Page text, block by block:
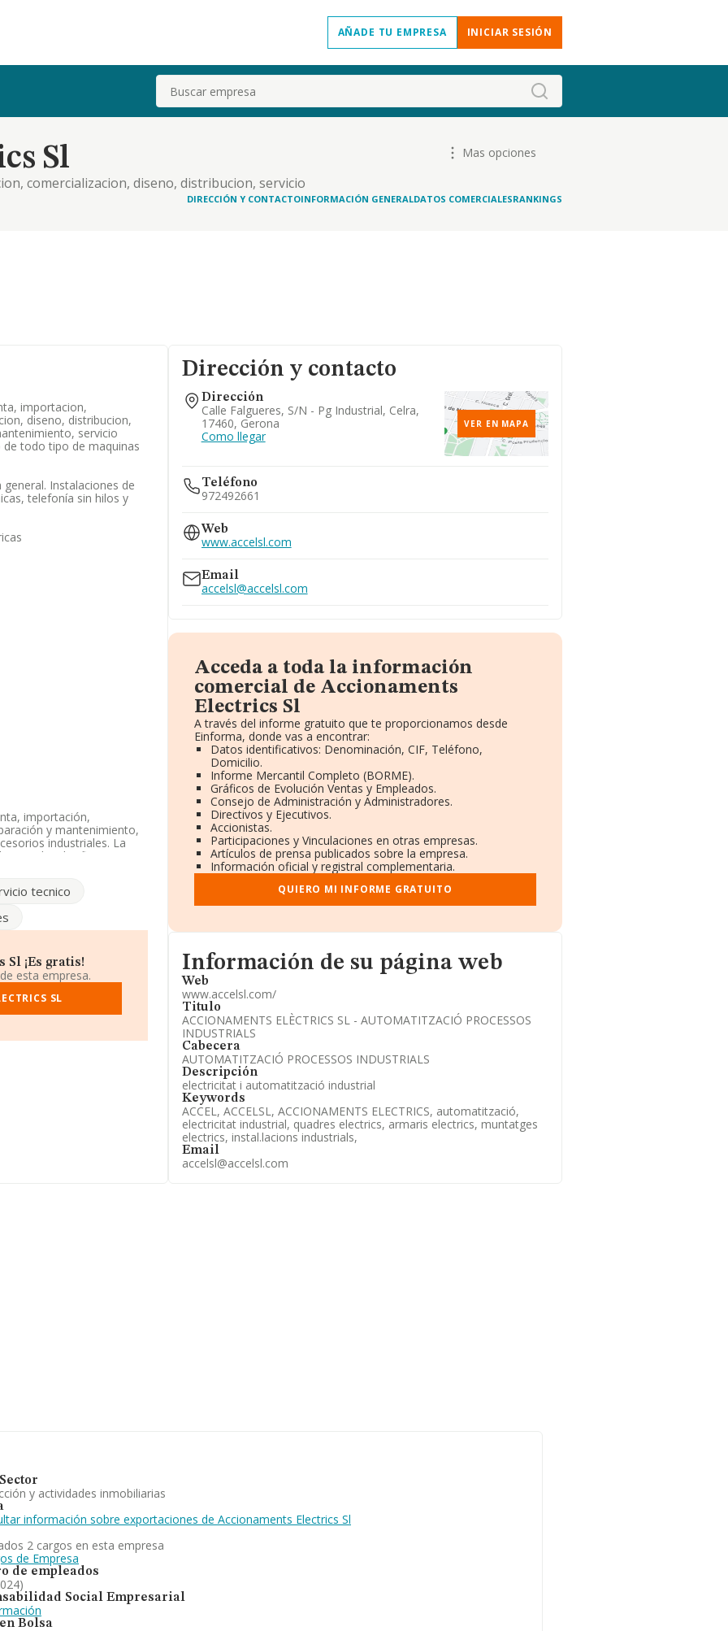
AÑADE TU EMPRESA INICIAR SESIÓN
Buscar
Sl
comercializacion, diseno, distribucion, servicio
a punto de todo tipo de maquinas y
Mas opciones
DIRECCIÓN Y CONTACTOINFORMACIÓN GENERALDATOS COMERCIALESRANKINGS
importacion,
diseno, distribucion,
servicio
todo tipo de maquinas
Instalaciones de
telefonía sin hilos y
importación,
y mantenimiento,
industriales. La
Clasifica su
es importadora y
inferior a la media de
en los distintos
ha ganado 1.031
mejor posición las
Inteligentes S.L
Tecnica S.L
en una mejor posición
tecnico
¡Es gratis!
esta empresa.
SL
Dirección y contacto
Dirección
Calle Falgueres, S/n - Pg Industrial, Celra,
17460, Gerona
Como llegar
VER EN MAPA
Teléfono
972492661
Web
www.accelsl.com
Email
accelsl@accelsl.com
Acceda a toda la información
comercial de Accionaments
Electrics Sl
A través del informe gratuito que te proporcionamos desde
Einforma, donde vas a encontrar:
Datos identificativos: Denominación, CIF, Teléfono,
Domicilio.
Informe Mercantil Completo (BORME).
Gráficos de Evolución Ventas y Empleados.
Consejo de Administración y Administradores.
Directivos y Ejecutivos.
Accionistas.
Participaciones y Vinculaciones en otras empresas.
Artículos de prensa publicados sobre la empresa.
Información oficial y registral complementaria.
QUIERO MI INFORME GRATUITO
Informacion de su página web
Información de su página web
Web
www.accelsl.com/
Titulo
ACCIONAMENTS ELÈCTRICS SL - AUTOMATITZACIÓ PROCESSOS
INDUSTRIALS
Cabecera
AUTOMATITZACIÓ PROCESSOS INDUSTRIALS
Descripción
electricitat i automatització industrial
Keywords
ACCEL, ACCELSL, ACCIONAMENTS ELECTRICS, automatització,
electricitat industrial, quadres electrics, armaris electrics, muntatges
electrics, instal.lacions industrials,
Email
accelsl@accelsl.com
y actividades inmobiliarias
información sobre exportaciones de Accionaments Electrics Sl
2 cargos en esta empresa
de Empresa
de empleados
Social Empresarial
Bolsa